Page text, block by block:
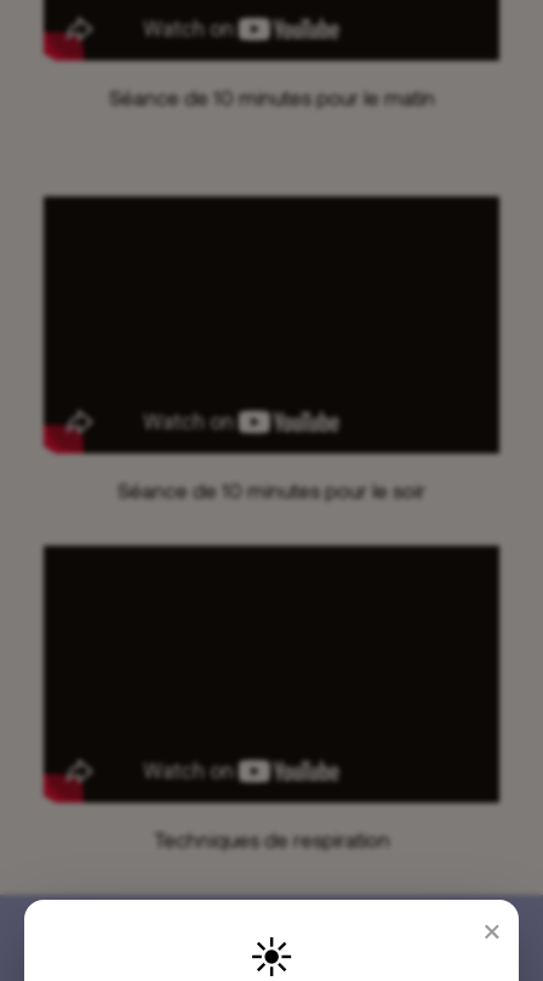
Séance de 10 minutes pour le matin
Séance de 10 minutes pour le soir
Techniques de respiration
Plus de vidéos réservées aux
abonnés
×
☀️